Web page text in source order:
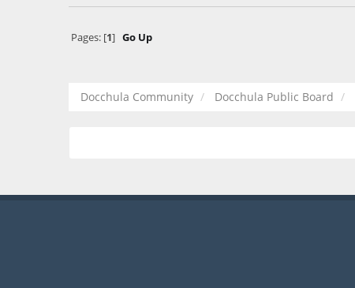
Pages: [1] Go Up
Docchula Community Docchula Public Board